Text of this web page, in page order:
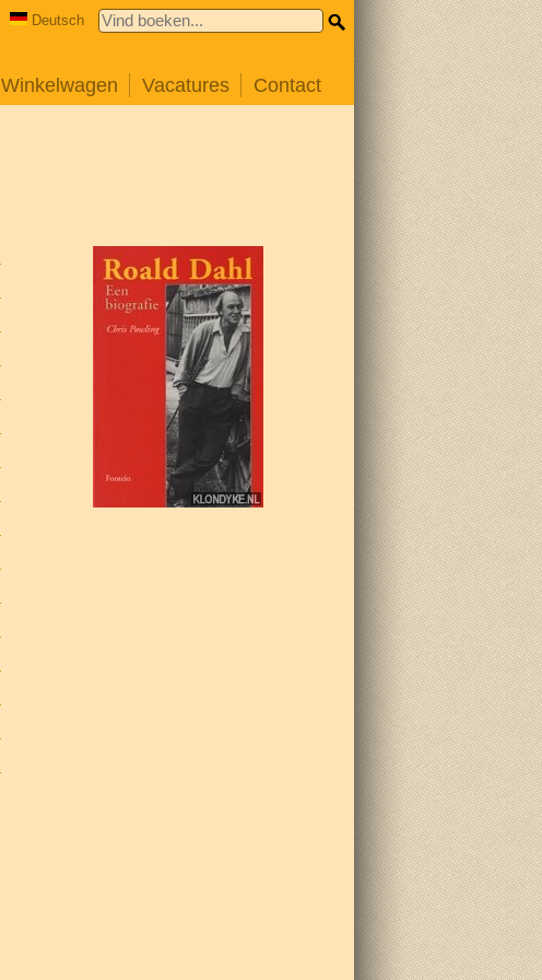
Deutsch
Winkelwagen Vacatures Contact